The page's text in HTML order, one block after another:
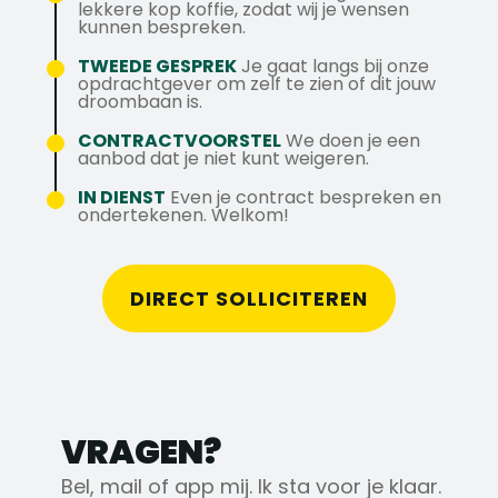
werksfeer. Medewerkers krijgen veel ruimte
voor persoonlijke groei en worden
aangemoedigd om mee te denken over
verbeteringen. Samenwerken, betrokkenheid
Heb je vragen? Mail naar
j.spoor@axstechniek.nl, bel 020-5753131
of stuur een WhatsAppje naar 06-
43564491
lekkere kop koffie, zodat wij je wensen
kunnen bespreken.
TWEEDE GESPREKJe gaat langs bij onze
opdrachtgever om zelf te zien of dit jouw
droombaan is.
CONTRACTVOORSTELWe doen je een
aanbod dat je niet kunt weigeren.
IN DIENST Even je contract bespreken en
ondertekenen. Welkom!
DIRECT SOLLICITEREN
VRAGEN?
Bel, mail of app mij. Ik sta voor je klaar.